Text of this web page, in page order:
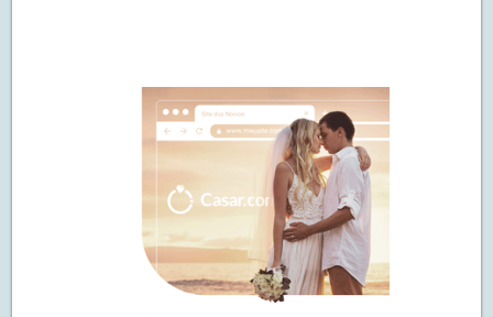
SIDEBAR